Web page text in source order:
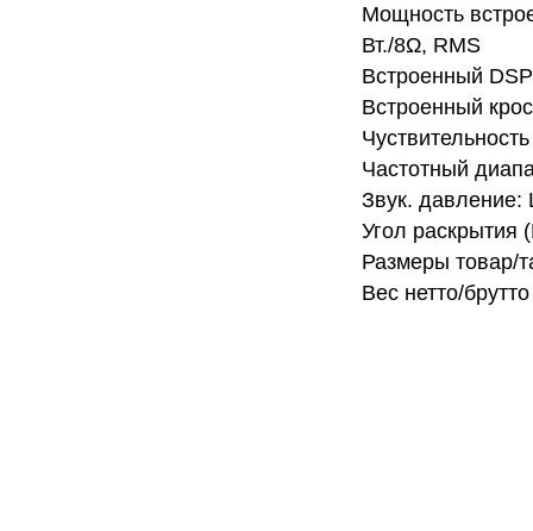
Мощность
Вт./8Ω, RMS
Встроенный
Встроенный
Частотный
Звук. давление:
Угол раскрытия
Размеры товар/
Вес нетто/